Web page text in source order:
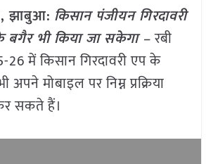
झाबुआ: किसान पंजीयन गिरदावरी
बगैर भी किया जा सकेगा –रबी
26 में किसान गिरदावरी एप के
मोबाइल पर निम्न प्रक्रिया
सकते हैं।